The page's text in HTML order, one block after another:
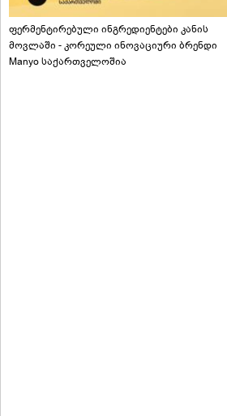
ფერმენტირებული ინგრედიენტები კანის
მოვლაში - კორეული ინოვაციური ბრენდი
Manyo საქართველოშია